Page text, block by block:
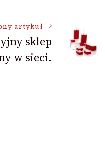
artykuł
sklep
w sieci.